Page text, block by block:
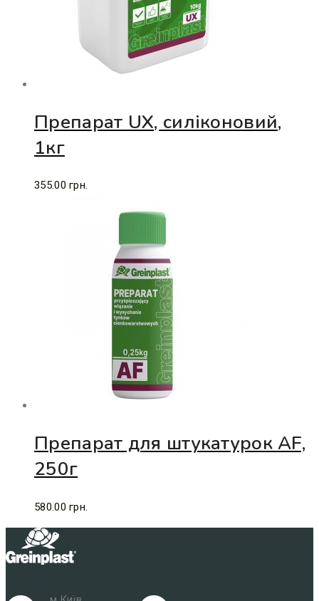
Препарат UХ, силіконовий,
1кг
355.00 грн.
Препарат для штукатурок AF,
250г
580.00 грн.